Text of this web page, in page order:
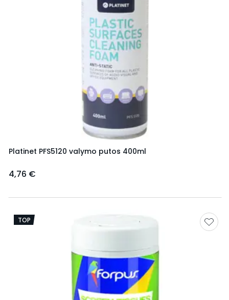
Platinet PFS5120 valymo putos 400ml
4,76 €
TOP